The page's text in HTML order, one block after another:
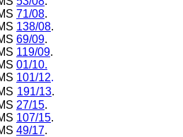
71/08.
138/08.
69/09.
119/09.
01/10.
101/12.
191/13.
27/15.
107/15.
49/17.